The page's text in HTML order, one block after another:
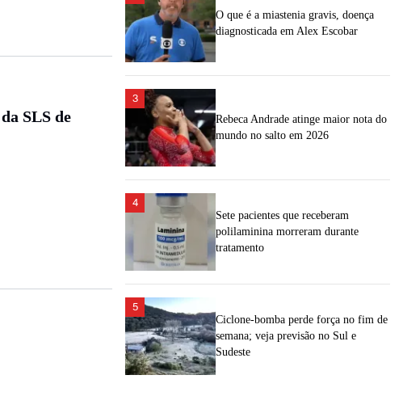
SLS de
O que é a miastenia gravis, doença
diagnosticada em Alex Escobar
3
Rebeca Andrade atinge maior nota do
mundo no salto em 2026
4
Sete pacientes que receberam
polilaminina morreram durante
tratamento
5
Ciclone-bomba perde força no fim de
semana; veja previsão no Sul e
Sudeste